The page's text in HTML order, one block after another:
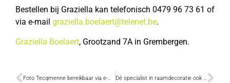
Bestellen bij Graziella kan telefonisch 0479 96 73 61 of
via e-mail graziella.boelaert@telenet.be.
Graziella Boelaert, Grootzand 7A in Grembergen.
Foto Tecqmenne bereikbaar via e-mail Dé specialist in raamdecoratie ook online